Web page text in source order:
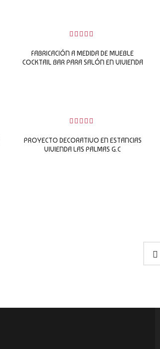
sobre
5
FABRICACIÓN A MEDIDA DE MUEBLE
COCKTAIL BAR PARA SALÓN EN VIVIENDA
sobre
5
PROYECTO DECORATIVO EN ESTANCIAS
VIVIENDA LAS PALMAS G.C